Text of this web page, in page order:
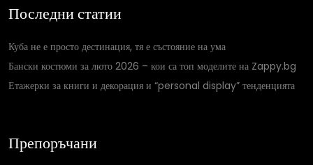
Последни статии
Куба не е просто дестинация, тя е състояние на ума
Бански костюми за люто 2026 – кои са топ моделите на Zappy.bg
Етажерки за книги и декорация и “personal display” тенденцията
Препоръчани